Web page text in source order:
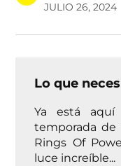
JULIO 26, 2024
Lo que
Ya está
temporada de
Rings Of
luce increíble...